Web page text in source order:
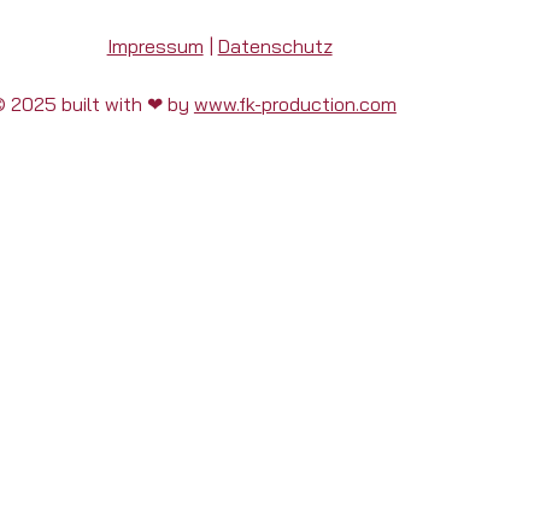
Impressum Datenschutz
2025 built with ❤ by www.fk-production.com